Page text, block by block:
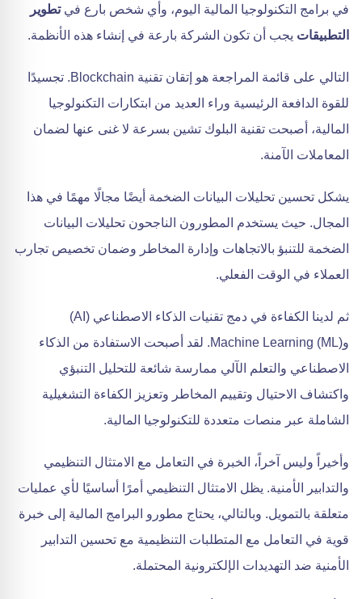
في برامج التكنولوجيا المالية اليوم، وأي شخص بارع فيتطوير
التطبيقات يجب أن تكون الشركة بارعة في إنشاء هذه الأنظمة.
التالي على قائمة المراجعة هو إتقان تقنية Blockchain. تجسيدًا
للقوة الدافعة الرئيسية وراء العديد من ابتكارات التكنولوجيا
المالية، أصبحت تقنية البلوك تشين بسرعة لا غنى عنها لضمان
المعاملات الآمنة.
يشكل تحسين تحليلات البيانات الضخمة أيضًا مجالًا مهمًا في هذا
المجال. حيث يستخدم المطورون الناجحون تحليلات البيانات
الضخمة للتنبؤ بالاتجاهات وإدارة المخاطر وضمان تخصيص تجارب
العملاء في الوقت الفعلي.
ثم لدينا الكفاءة في دمج تقنيات الذكاء الاصطناعي (AI)
وMachine Learning (ML). لقد أصبحت الاستفادة من الذكاء
الاصطناعي والتعلم الآلي ممارسة شائعة للتحليل التنبؤي
واكتشاف الاحتيال وتقييم المخاطر وتعزيز الكفاءة التشغيلية
الشاملة عبر منصات متعددة للتكنولوجيا المالية.
وأخيراً وليس آخراً، الخبرة في التعامل مع الامتثال التنظيمي
والتدابير الأمنية. يظل الامتثال التنظيمي أمرًا أساسيًا لأي عمليات
متعلقة بالتمويل. وبالتالي، يحتاج مطورو البرامج المالية إلى خبرة
قوية في التعامل مع المتطلبات التنظيمية مع تحسين التدابير
الأمنية ضد التهديدات الإلكترونية المحتملة.